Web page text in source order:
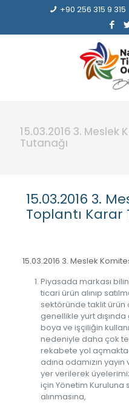
+90 256 315 9 315
15.03.2016 3.
Tutanağı
15.03.2016 3.
Toplantı Karar
15.03.2016 3. Meslek
Piyasada markası
ticari ürün alınıp
sektöründe taklit
genellikle yurt
boya ve işçiliğin
nedeniyle daha çok
rekabete yol
adına odamızın
yer verilerek
için Yönetim Kuruluna
alınmasına,